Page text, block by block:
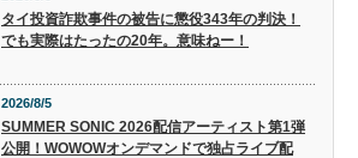
タイ投資詐欺事件の被告に懲役343年の判決！
でも実際はたったの20年。意味ねー！
2026/8/5
SUMMER SONIC 2026配信アーティスト第1弾
公開！WOWOWオンデマンドで独占ライブ配